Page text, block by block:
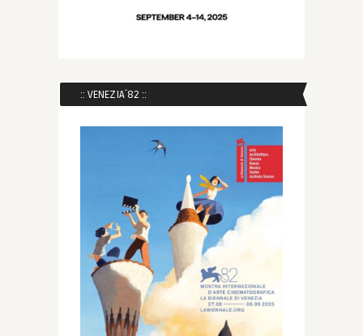
:: VENEZIA´82 ::